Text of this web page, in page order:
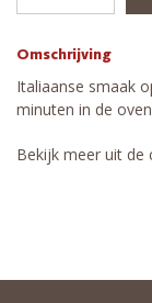
Omschrijving
Italiaanse smaak
minuten in de
Bekijk meer uit de